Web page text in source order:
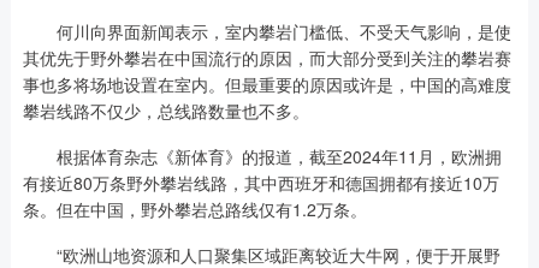
何川向界面新闻表示，室内攀岩门槛低、不受天气影响，是使
其优先于野外攀岩在中国流行的原因，而大部分受到关注的攀岩赛
事也多将场地设置在室内。但最重要的原因或许是，中国的高难度
攀岩线路不仅少，总线路数量也不多。
根据体育杂志《新体育》的报道，截至2024年11月，欧洲拥
有接近80万条野外攀岩线路，其中西班牙和德国拥都有接近10万
条。但在中国，野外攀岩总路线仅有1.2万条。
“欧洲山地资源和人口聚集区域距离较近大牛网，便于开展野